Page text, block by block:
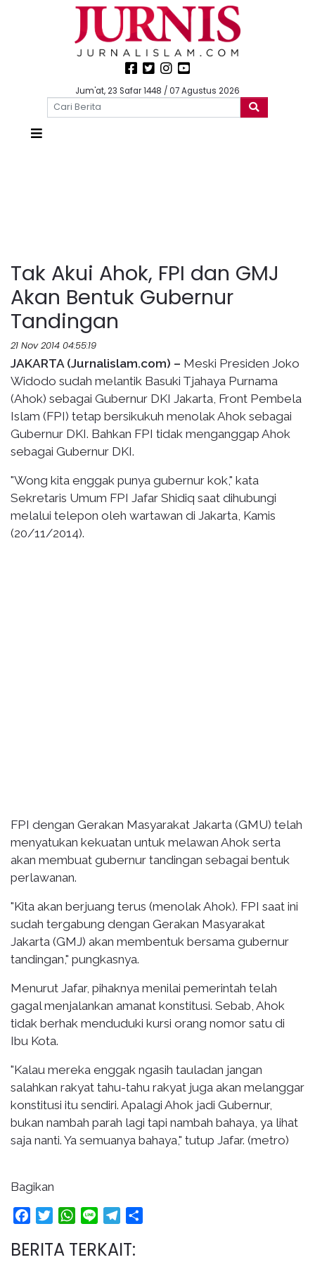
Jum'at, 23 Safar 1448 / 07 Agustus 2026
Tak Akui Ahok, FPI dan GMJ
Akan Bentuk Gubernur
Tandingan
21 Nov 2014 04:55:19
JAKARTA (Jurnalislam.com) – Meski Presiden Joko
Widodo sudah melantik Basuki Tjahaya Purnama
(Ahok) sebagai Gubernur DKI Jakarta, Front Pembela
Islam (FPI) tetap bersikukuh menolak Ahok sebagai
Gubernur DKI. Bahkan FPI tidak menganggap Ahok
sebagai Gubernur DKI.
"Wong kita enggak punya gubernur kok," kata
Sekretaris Umum FPI Jafar Shidiq saat dihubungi
melalui telepon oleh wartawan di Jakarta, Kamis
(20/11/2014).
FPI dengan Gerakan Masyarakat Jakarta (GMU) telah
menyatukan kekuatan untuk melawan Ahok serta
akan membuat gubernur tandingan sebagai bentuk
perlawanan.
"Kita akan berjuang terus (menolak Ahok). FPI saat ini
sudah tergabung dengan Gerakan Masyarakat
Jakarta (GMJ) akan membentuk bersama gubernur
tandingan," pungkasnya.
Menurut Jafar, pihaknya menilai pemerintah telah
gagal menjalankan amanat konstitusi. Sebab, Ahok
tidak berhak menduduki kursi orang nomor satu di
Ibu Kota.
"Kalau mereka enggak ngasih tauladan jangan
salahkan rakyat tahu-tahu rakyat juga akan melanggar
konstitusi itu sendiri. Apalagi Ahok jadi Gubernur,
bukan nambah parah lagi tapi nambah bahaya, ya lihat
saja nanti. Ya semuanya bahaya," tutup Jafar. (metro)
Bagikan
FacebookTwitterWhatsApp
Line Telegram
BERITA TERKAIT: